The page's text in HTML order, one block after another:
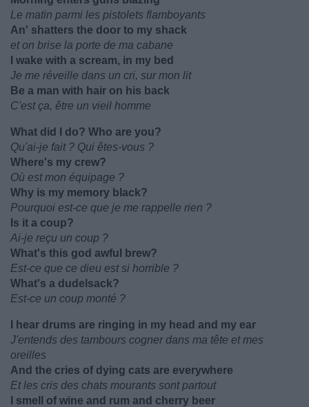
Le matin parmi les pistolets flamboyants
An' shatters the door to my shack
et on brise la porte de ma cabane
I wake with a scream, in my bed
Je me réveille dans un cri, sur mon lit
Be a man with hair on his back
C'est ça, être un vieil homme
What did I do? Who are you?
Qu'ai-je fait ? Qui êtes-vous ?
Where's my crew?
Où est mon équipage ?
Why is my memory black?
Pourquoi est-ce que je me rappelle rien ?
Is it a coup?
Ai-je reçu un coup ?
What's this god awful brew?
Est-ce que ce dieu est si horrible ?
What's a dudelsack?
Est-ce un coup monté ?
I hear drums are ringing in my head and my ear
J'entends des tambours cogner dans ma tête et mes
oreilles
And the cries of dying cats are everywhere
Et les cris des chats mourants sont partout
I smell of wine and rum and cherry beer